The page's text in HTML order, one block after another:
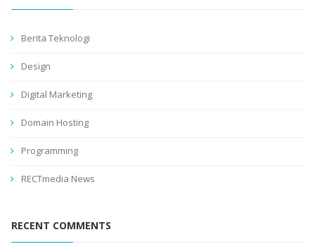
Berita Teknologi
Design
Digital Marketing
Domain Hosting
Programming
RECTmedia News
RECENT COMMENTS